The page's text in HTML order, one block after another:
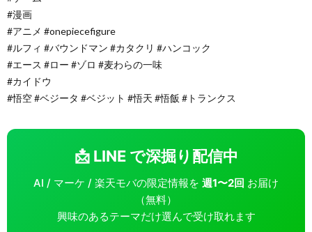
#漫画
#アニメ #onepiecefigure
#ルフィ #バウンドマン #カタクリ #ハンコック
#エース #ロー #ゾロ #麦わらの一味
#カイドウ
#悟空 #ベジータ #ベジット #悟天 #悟飯 #トランクス
📩 LINE で深掘り配信中
AI / マーケ / 楽天モバの限定情報を 週1〜2回 お届け
（無料）
興味のあるテーマだけ選んで受け取れます